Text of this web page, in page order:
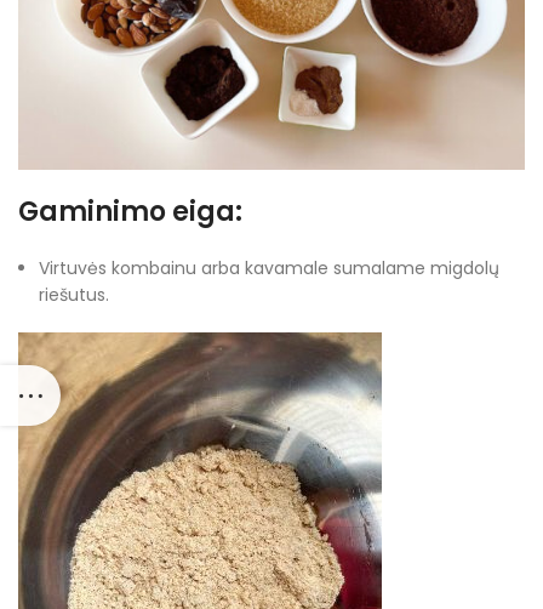
Gaminimo eiga:
Virtuvės kombainu arba kavamale sumalame migdolų
riešutus.